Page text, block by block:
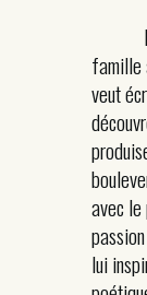
Née
famille
veut
avec le
lui